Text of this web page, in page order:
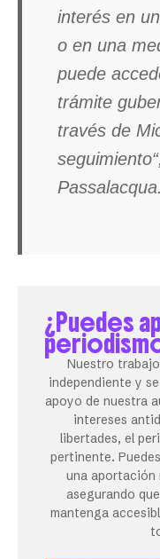
interés en
o en una
puede
trámite
través de
Passalacqua.
¿Puedes
Nuestro
independiente y
apoyo de nuestra
intereses
libertades, el
pertinente.
una aportación
asegurando
mantenga